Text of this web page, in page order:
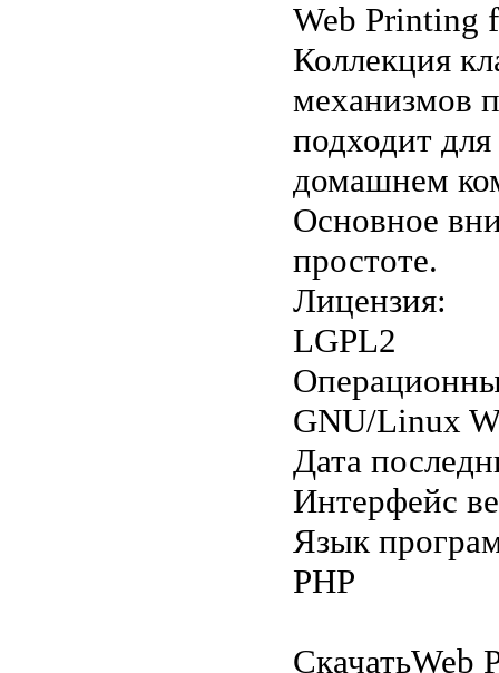
Web Printing
Коллекция
механизмов
подходит
домашнем
Основное
простоте.
Лицензия:
LGPL2
GNU/Linux
Дата
Интерфейс
Язык
PHP
СкачатьWeb